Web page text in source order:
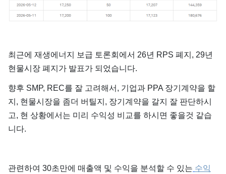
최근에 재생에너지 보급 토론회에서 26년 RPS 폐지, 29년
현물시장 폐지가 발표가 되었습니다.
향후 SMP, REC를 잘 고려해서, 기업과 PPA 장기계약을 할
지, 현물시장을 좀더 버틸지, 장기계약을 갈지 잘 판단하시
고, 현 상황에서는 미리 수익성 비교를 하시면 좋을것 같습
니다.
관련하여 30초만에 매출액 및 수익을 분석할 수 있는 수익